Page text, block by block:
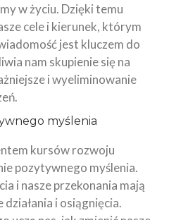
w życiu. Dzięki temu
cele i kierunek, którym
jest kluczem do
nam skupienie się na
i wyeliminowanie
myślenia
kursów rozwoju
pozytywnego myślenia.
i nasze przekonania mają
i osiągnięcia.